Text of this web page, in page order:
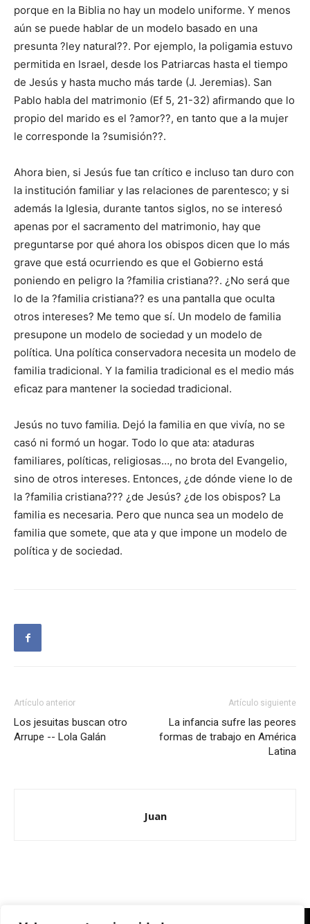
porque en la Biblia no hay un modelo uniforme. Y menos
aún se puede hablar de un modelo basado en una
presunta ?ley natural??. Por ejemplo, la poligamia estuvo
permitida en Israel, desde los Patriarcas hasta el tiempo
de Jesús y hasta mucho más tarde (J. Jeremias). San
Pablo habla del matrimonio (Ef 5, 21-32) afirmando que lo
propio del marido es el ?amor??, en tanto que a la mujer
le corresponde la ?sumisión??.
Ahora bien, si Jesús fue tan crítico e incluso tan duro con
la institución familiar y las relaciones de parentesco; y si
además la Iglesia, durante tantos siglos, no se interesó
apenas por el sacramento del matrimonio, hay que
preguntarse por qué ahora los obispos dicen que lo más
grave que está ocurriendo es que el Gobierno está
poniendo en peligro la ?familia cristiana??. ¿No será que
lo de la ?familia cristiana?? es una pantalla que oculta
otros intereses? Me temo que sí. Un modelo de familia
presupone un modelo de sociedad y un modelo de
política. Una política conservadora necesita un modelo de
familia tradicional. Y la familia tradicional es el medio más
eficaz para mantener la sociedad tradicional.
Jesús no tuvo familia. Dejó la familia en que vivía, no se
casó ni formó un hogar. Todo lo que ata: ataduras
familiares, políticas, religiosas…, no brota del Evangelio,
sino de otros intereses. Entonces, ¿de dónde viene lo de
la ?familia cristiana??? ¿de Jesús? ¿de los obispos? La
familia es necesaria. Pero que nunca sea un modelo de
familia que somete, que ata y que impone un modelo de
política y de sociedad.
Artículo anterior
Los jesuitas buscan otro
Arrupe -- Lola Galán
Artículo siguiente
La infancia sufre las peores
formas de trabajo en América
Latina
Juan